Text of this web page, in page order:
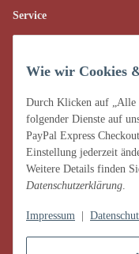
Wie wir Cookies
Durch Klicken auf „Alle
folgender Dienste auf
PayPal Express
Einstellung jederzeit
Weitere Details finden
Datenschutzerklärung.
Impressum
Service
AGB
Impressum
Datenschutz
Widerrufsrecht
Zahlung & Versand